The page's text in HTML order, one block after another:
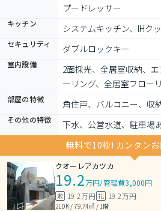
プードレッサー
キッチン システムキッチン、IHク
セキュリティ ダブルロックキー
室内設備
2面採光、全居室収納、
ーリング、全居室フロー
部屋の特徴 角住戸、バルコニー、収
その他の特徴
下水、公営水道、駐車場
無料で10秒! カンタン
クオーレアカツカ
19.2万円/管理費3,000円
敷 19.2万円 礼 19.2万円
2LDK / 79.74㎡ / 1階